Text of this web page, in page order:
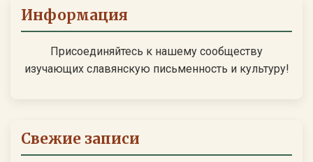
Информация
Присоединяйтесь к нашему сообществу
изучающих славянскую письменность и культуру!
Свежие записи